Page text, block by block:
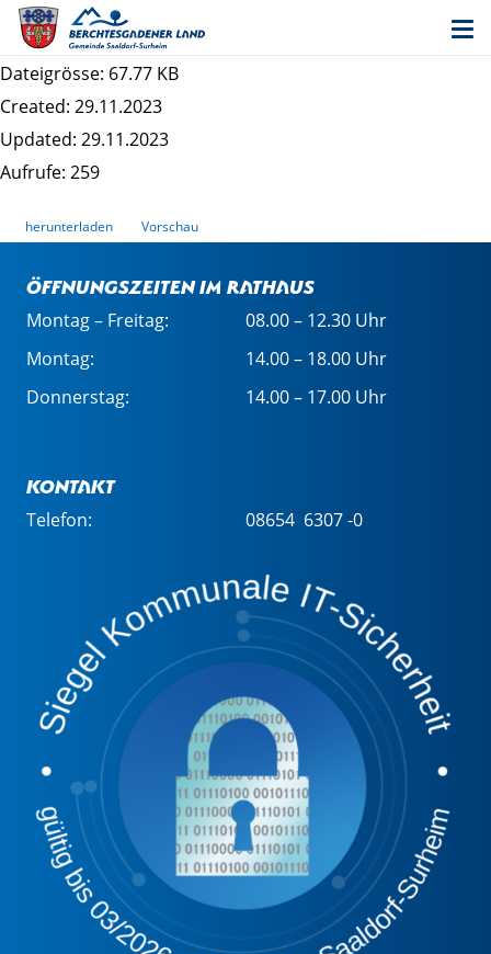
Stellungnahme Landesamt für Denkmalpflege
S2
Dateigrösse: 67.77 KB
Created: 29.11.2023
Updated: 29.11.2023
Aufrufe: 259
herunterladen Vorschau
Öffnungszeiten im Rathaus
Montag – Freitag:
08.00 – 12.30 Uhr
Montag:
14.00 – 18.00 Uhr
Donnerstag:
14.00 – 17.00 Uhr
Kontakt
Telefon: 08654 6307 -0